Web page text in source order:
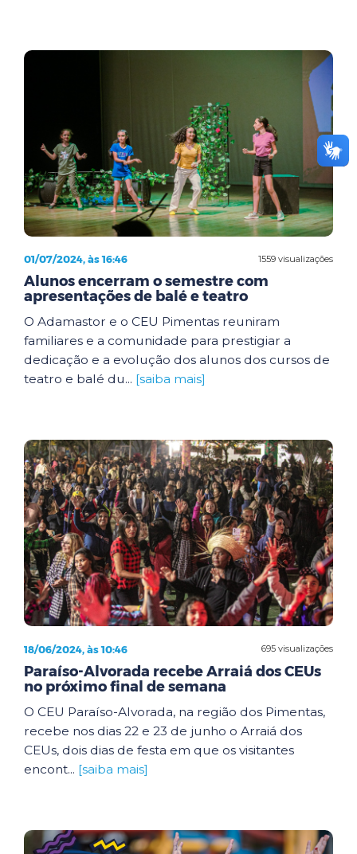
1559 visualizações
01/07/2024, às 16:46
Alunos encerram o semestre com
apresentações de balé e teatro
O Adamastor e o CEU Pimentas reuniram
familiares e a comunidade para prestigiar a
dedicação e a evolução dos alunos dos cursos de
teatro e balé du... [saiba mais]
695 visualizações
18/06/2024, às 10:46
Paraíso-Alvorada recebe Arraiá dos CEUs
no próximo final de semana
O CEU Paraíso-Alvorada, na região dos Pimentas,
recebe nos dias 22 e 23 de junho o Arraiá dos
CEUs, dois dias de festa em que os visitantes
encont... [saiba mais]